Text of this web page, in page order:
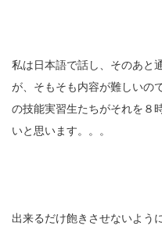
私は日本語で話し、そのあと
が、そもそも内容が難しいの
の技能実習生たちがそれを８
いと思います。。。
出来るだけ飽きさせないよう